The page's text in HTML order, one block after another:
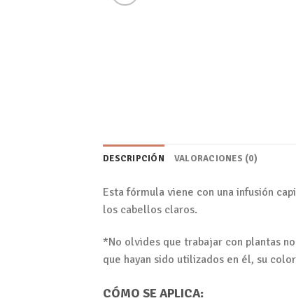
DESCRIPCIÓN VALORACIONES (0)
Esta fórmula viene con una infusión
los cabellos claros.
*No olvides que trabajar con plantas
que hayan sido utilizados en él, su
CÓMO SE APLICA: